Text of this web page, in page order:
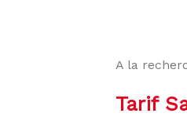
A la
Tarif